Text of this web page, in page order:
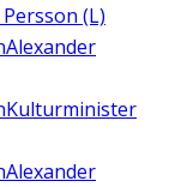
(L)
Alexander
Kulturminister
Alexander